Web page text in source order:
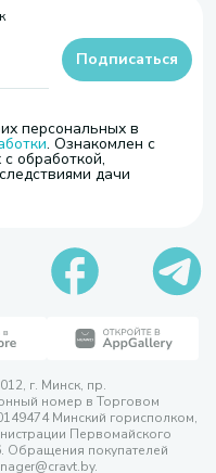
персональных в
. Ознакомлен с
обработкой,
дачи
Подписаться
г. Минск, пр.
номер в Торговом
Минский горисполком,
Первомайского
Обращения покупателей